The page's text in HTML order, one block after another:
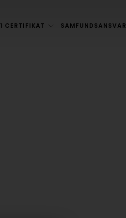
CERTIFIKAT SAMFUNDSANSVAR